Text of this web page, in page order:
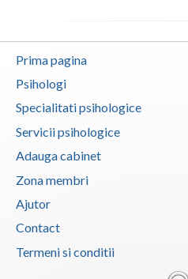
Prima pagina
Psihologi
Specialitati psihologice
Servicii psihologice
Adauga cabinet
Zona membri
Ajutor
Contact
Termeni si conditii